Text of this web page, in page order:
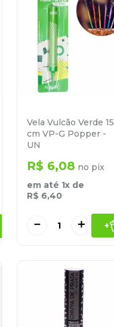
Vela Vulcão Verde 15
cm VP-G Popper -
UN
R$ 6,08 no pix
em até 1x de
R$ 6,40
＋
－ +